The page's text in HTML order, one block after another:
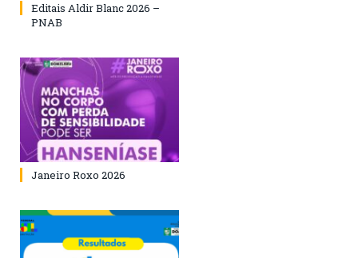
Editais Aldir Blanc 2026 –
PNAB
Janeiro Roxo 2026